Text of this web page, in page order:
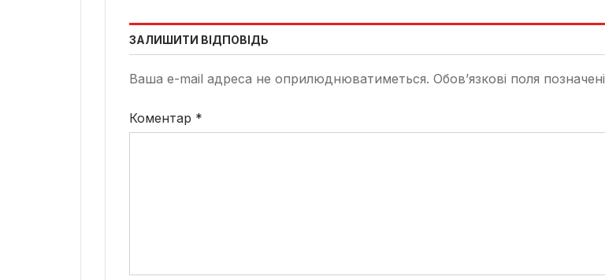
ЗАЛИШИТИ ВІДПОВІДЬ
Ваша e-mail адреса не оприлюднюватиметься. Обов’язкові поля позначені
Коментар *